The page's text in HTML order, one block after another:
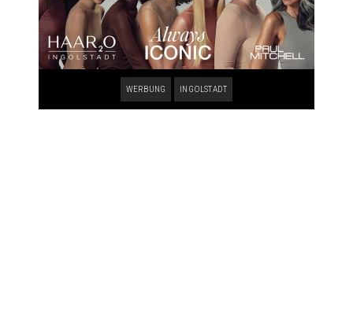
WERBUNG INGOLSTADT